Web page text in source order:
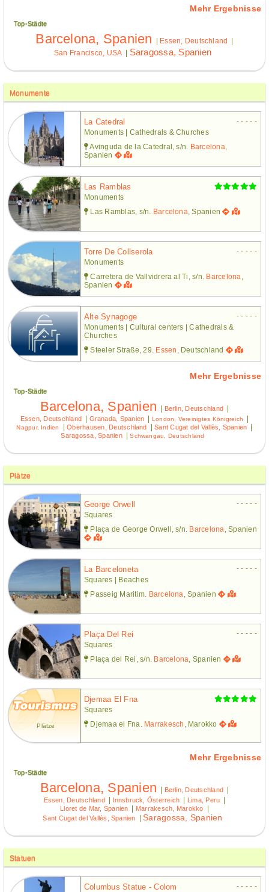
Mehr Ergebnisse
Top-Städte
Barcelona, Spanien | Essen, Deutschland |
San Francisco, USA | Saragossa, Spanien
Monumente
La Catedral
- - - - -
Monuments | Cathedrals & Churches
Avinguda de la Catedral, s/n. Barcelona
Spanien
Las Ramblas
Monuments
Las Ramblas, s/n. Barcelona , Spanien
Torre De Collserola
- - - - -
Monuments
Carretera de Vallvidrera al Ti, s/n. Barcelona
Spanien
Alte Synagoge
- - - - -
Monuments | Cultural centers | Cathedrals &
Churches
Steeler Straße, 29. Essen , Deutschland
Mehr Ergebnisse
Top-Städte
Barcelona, Spanien | Berlin, Deutschland |
Essen, Deutschland | Granada, Spanien | London, Vereinigtes Königreich |
Nagpur, Indien |Oberhausen, Deutschland |Sant Cugat del Vallès, Spanien |
Saragossa, Spanien |Schwangau, Deutschland
Plätze
George Orwell
- - - - -
Squares
Plaça de George Orwell, s/n. Barcelona , Spanien
La Barceloneta
- - - - -
Squares | Beaches
Passeig Maritim. Barcelona , Spanien
Plaça Del Rei
- - - - -
Squares
Plaça del Rei, s/n. Barcelona , Spanien
Plätze
Djemaa El Fna
Squares
Djemaa el Fna. Marrakesch , Marokko
Mehr Ergebnisse
Top-Städte
Barcelona, Spanien | Berlin, Deutschland |
Essen, Deutschland | Innsbruck, Österreich | Lima, Peru |
Lloret de Mar, Spanien | Marrakesch, Marokko |
Sant Cugat del Vallès, Spanien |Saragossa, Spanien
Statuen
Columbus Statue - Colom
- - - - -